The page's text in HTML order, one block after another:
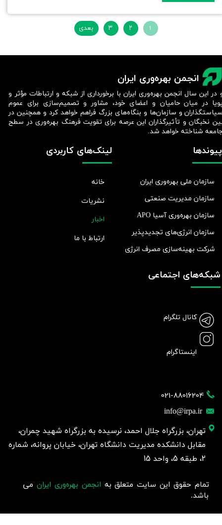
۱ ۲ ۳ بعدی
انجمن بهره‌وری ایران
021-88016204
info@irpa.ir
تهران، بزرگراه جلال احمد، نرسیده به بزرگراه شهید چمران،
مقابل دانشکده مدیریت دانشگاه تهران، خیابان پروانه، شماره
2، طبقه 5، واحد 15
لینک‌های کاربردی
خانه
نشریات
اخبار
ارتباط با ما
پیوندها
سازمان ملی بهره‌وری ایران
سازمان مدیریت صنعتی
سازمان بهره‌وری آسیا APO
سازمان انرژی‌های تجدیدپذیر
شرکت بهينه‌سازی مصرف انرژی
شبکه‌های اجتماعی
کانال تلگرام
اینستاگرام
تمام حقوق این سایت متعلق به انجمن بهره‌وری ایران می
باشد.
در این سال انجمن بهره‌وری ایران با برخورداری از شبکه و ارتباطات مؤثر و
در میان حامیان و اعضای خود، مشاور و تصمیم‌سازی برای عموم
و سازمان‌ها و بنگاه‌های بزرگ فراهم خواهد کرد و همچنین در
نخبگان و تأثیرگذاران این عرصه برای تقویت فرهنگ بهره‌وری در سطح
شناخته خواهد شد.​​​​​​​